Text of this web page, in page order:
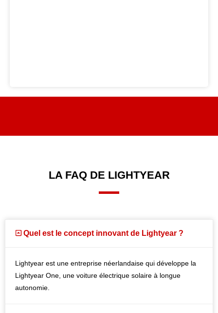
LA FAQ DE LIGHTYEAR
Quel est le concept innovant de Lightyear ?
Lightyear est une entreprise néerlandaise qui développe la
Lightyear One, une voiture électrique solaire à longue
autonomie.